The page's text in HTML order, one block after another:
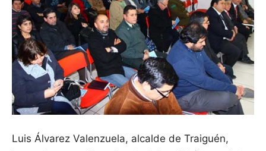
Luis Álvarez Valenzuela, alcalde de Traiguén,